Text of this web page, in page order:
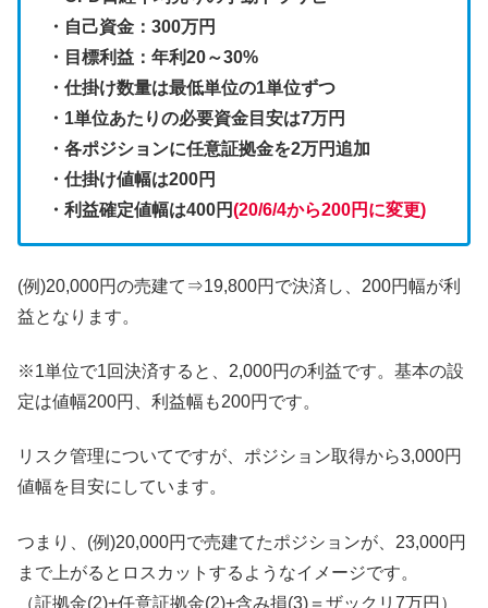
・自己資金：300万円
・目標利益：年利20～30%
・仕掛け数量は最低単位の1単位ずつ
・1単位あたりの必要資金目安は7万円
・各ポジションに任意証拠金を2万円追加
・仕掛け値幅は200円
・利益確定値幅は400円(20/6/4から200円に変更)
(例)20,000円の売建て⇒19,800円で決済し、200円幅が利
益となります。
※1単位で1回決済すると、2,000円の利益です。基本の設
定は値幅200円、利益幅も200円です。
リスク管理についてですが、ポジション取得から3,000円
値幅を目安にしています。
つまり、(例)20,000円で売建てたポジションが、23,000円
まで上がるとロスカットするようなイメージです。
（証拠金(2)+任意証拠金(2)+含み損(3)＝ザックリ7万円）